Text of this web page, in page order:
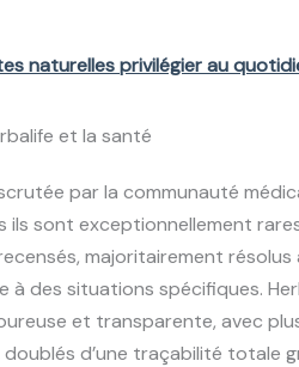
naturelles privilégier au
et la santé
par la communauté
sont exceptionnellement
majoritairement
à des situations spécifiques.
et transparente, avec
d’une traçabilité totale